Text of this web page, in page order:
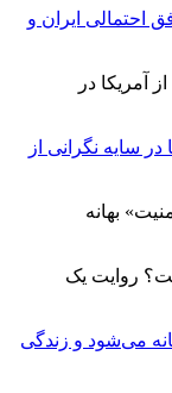
احتمالی ایران و
سایه نگرانی از
روایت یک
می‌شود و زندگی